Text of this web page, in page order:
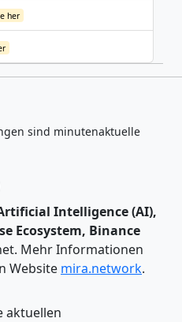
her
sind minutenaktuelle
Intelligence (AI),
Ecosystem, Binance
Mehr Informationen
Website mira.network.
aktuellen